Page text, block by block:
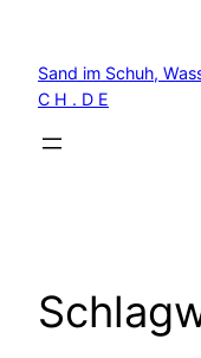
springen
Sand im Schuh,
C H . D E